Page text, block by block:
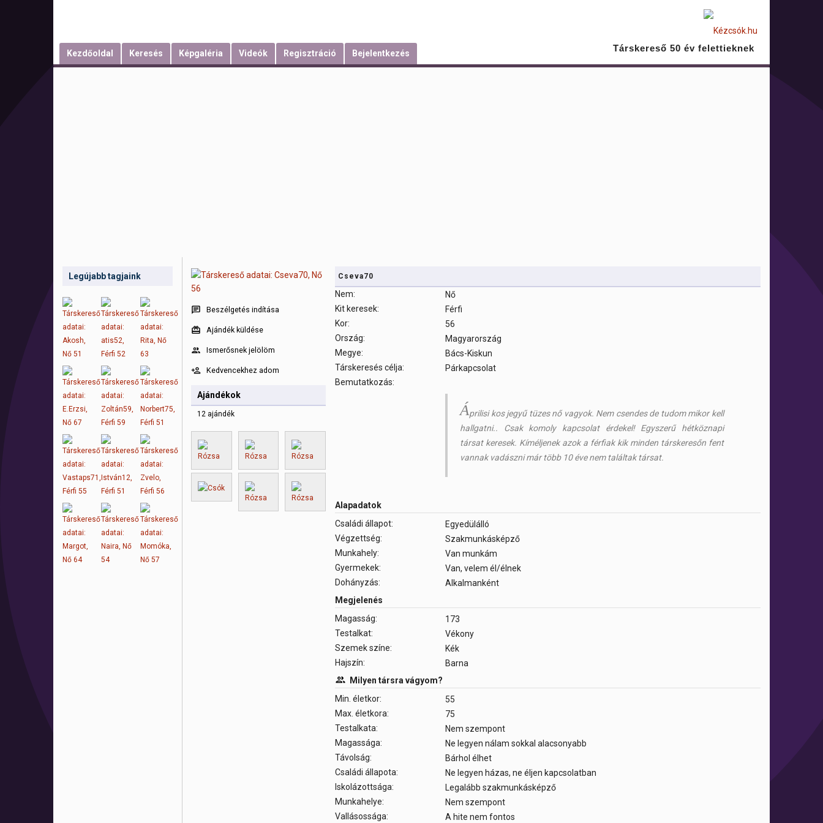
Kezdőoldal Keresés Képgaléria Videók Regisztráció Bejelentkezés Társkereső 50 év felettieknek
Legújabb tagjaink
Beszélgetés indítása
Ajándék küldése
Ismerősnek jelölöm
Kedvencekhez adom
Ajándékok
12 ajándék
Cseva70
Nem:
Nő
Kit keresek:
Férfi
Kor:
56
Ország:
Magyarország
Megye:
Bács-Kiskun
Társkeresés célja:
Párkapcsolat
Bemutatkozás:
Áprilisi kos jegyű tüzes nő vagyok. Nem csendes de tudom mikor kell
hallgatni.. Csak komoly kapcsolat érdekel! Egyszerű hétköznapi
társat keresek. Kíméljenek azok a férfiak kik minden társkeresőn fent
vannak vadászni már több 10 éve nem találtak társat.
Alapadatok
Családi állapot:
Egyedülálló
Végzettség:
Szakmunkásképző
Munkahely:
Van munkám
Gyermekek:
Van, velem él/élnek
Dohányzás:
Alkalmanként
Megjelenés
Magasság:
173
Testalkat:
Vékony
Szemek színe:
Kék
Hajszín:
Barna
Milyen társra vágyom?
Min. életkor:
55
Max. életkora:
75
Testalkata:
Nem szempont
Magassága:
Ne legyen nálam sokkal alacsonyabb
Távolság:
Bárhol élhet
Családi állapota:
Ne legyen házas, ne éljen kapcsolatban
Iskolázottsága:
Legalább szakmunkásképző
Munkahelye:
Nem szempont
Vallásossága:
A hite nem fontos